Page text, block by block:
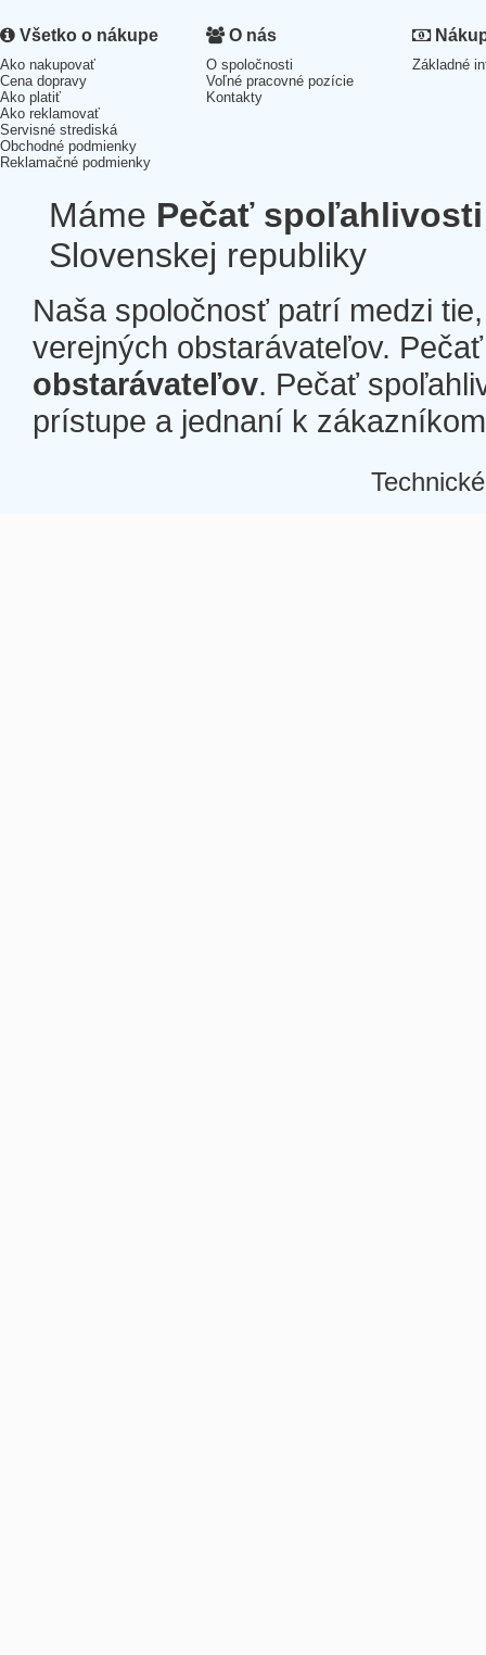
Všetko o nákupe
Ako nakupovať
Cena dopravy
Ako platiť
Ako reklamovať
Servisné strediská
Obchodné podmienky
Reklamačné podmienky
O nás
O spoločnosti
Voľné pracovné pozície
Kontakty
Základné
Máme Pečať spoľahlivosti
Slovenskej republiky
Naša spoločnosť patrí medzi
verejných obstarávateľov.
obstarávateľov. Pečať
prístupe a jednaní k